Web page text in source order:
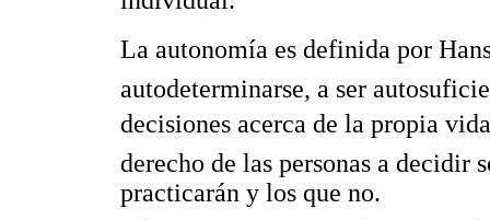
La autonomía es definida por
autodeterminarse, a ser
decisiones acerca de la propia
derecho de las personas a decidir
practicarán y los que no.